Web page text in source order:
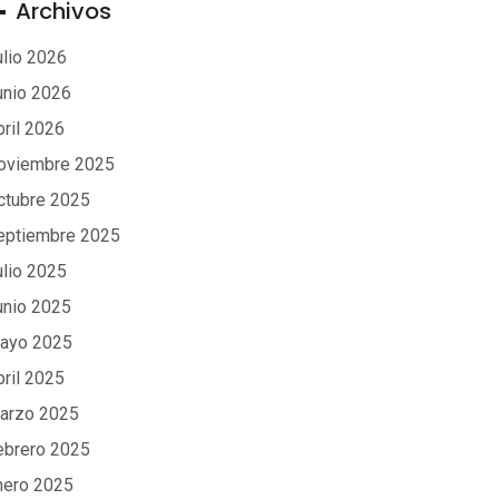
Archivos
2026
2026
2026
2025
2025
2025
2025
2025
2025
2025
2025
2025
2025